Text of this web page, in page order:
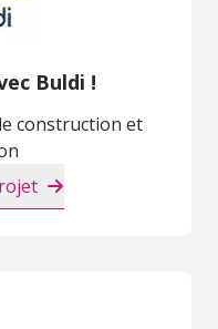
Buldi !
construction et